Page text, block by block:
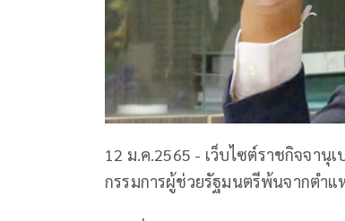
12 ม.ค.2565 - เว็บไซต์ราชกิจจานุ
กรรมการผู้ช่วยรัฐมนตรีพ้นจากตำแ